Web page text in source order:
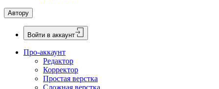
Автору
Войти в аккаунт
Про-аккаунт
Редактор
Корректор
Простая верстка
Сложная верстка